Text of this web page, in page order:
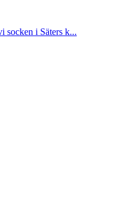
socken i Säters k...